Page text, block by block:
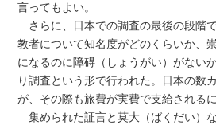
言ってもよい。
さらに、日本での調査の最後の段階
教者について知名度がどのくらいか、
になるのに障碍（しょうがい）がない
り調査という形で行われた。日本の数
が、その際も旅費が実費で支給される
集められた証言と莫大（ばくだい）